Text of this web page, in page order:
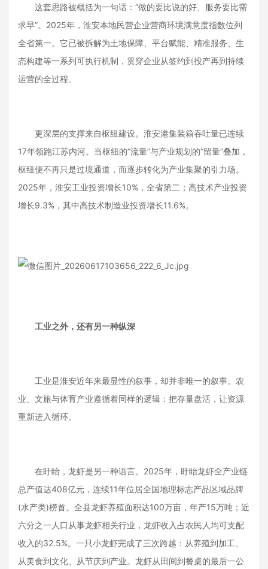
这套思路被概括为一句话：“做的要比说的好、服务要比需
求早”。2025年，淮安本地民营企业营商环境满意度指数位列
全省第一。它已被拆解为土地保障、平台赋能、精准服务、生
态构建等一系列可执行机制，贯穿企业从签约到投产再到持续
运营的全过程。
更深层的支撑来自枢纽建设。淮安港集装箱吞吐量已连续
17年领跑江苏内河。当枢纽的“流量”与产业规划的“留量”叠加，
枢纽便不再只是过境通道，而逐步转化为产业集聚的引力场。
2025年，淮安工业投资增长10%，全省第二；高技术产业投资
增长9.3%，其中高技术制造业投资增长11.6%。
工业之外，还有另一种纵深
工业是淮安近年来最显性的叙事，却并非唯一的叙事。农
业、文旅与体育产业遵循着同样的逻辑：把存量盘活，让资源
重新进入循环。
在盱眙，龙虾是另一种语言。2025年，盱眙龙虾全产业链
总产值达408亿元，连续11年位居全国地理标志产品区域品牌
(水产类)榜首。全县龙虾养殖面积达100万亩，年产15万吨；近
六分之一人口从事龙虾相关行业，龙虾收入占农民人均可支配
收入的32.5%。一只小龙虾完成了三次跨越：从养殖到加工、
从美食到文化、从节庆到产业。龙虾从田间到餐桌的最后一公